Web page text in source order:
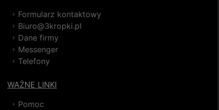
Formularz kontaktowy
Biuro@3kropki.pl
Dane firmy
Messenger
Telefony
WAŻNE LINKI
Pomoc